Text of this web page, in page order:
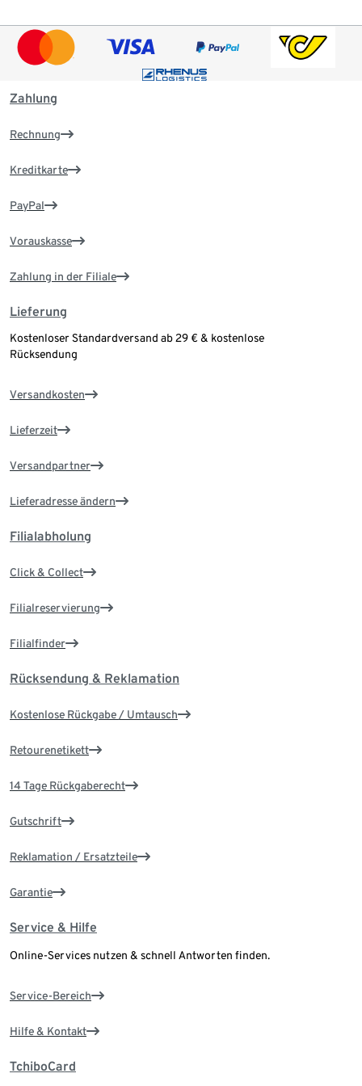
Zahlung
Rechnung
Kreditkarte
PayPal
Vorauskasse
Zahlung in der Filiale
Lieferung
Kostenloser Standardversand ab 29 € & kostenlose
Rücksendung
Versandkosten
Lieferzeit
Versandpartner
Lieferadresse ändern
Filialabholung
Click & Collect
Filialreservierung
Filialfinder
Rücksendung & Reklamation
Kostenlose Rückgabe / Umtausch
Retourenetikett
14 Tage Rückgaberecht
Gutschrift
Reklamation / Ersatzteile
Garantie
Service & Hilfe
Online-Services nutzen & schnell Antworten finden.
Service-Bereich
Hilfe & Kontakt
TchiboCard